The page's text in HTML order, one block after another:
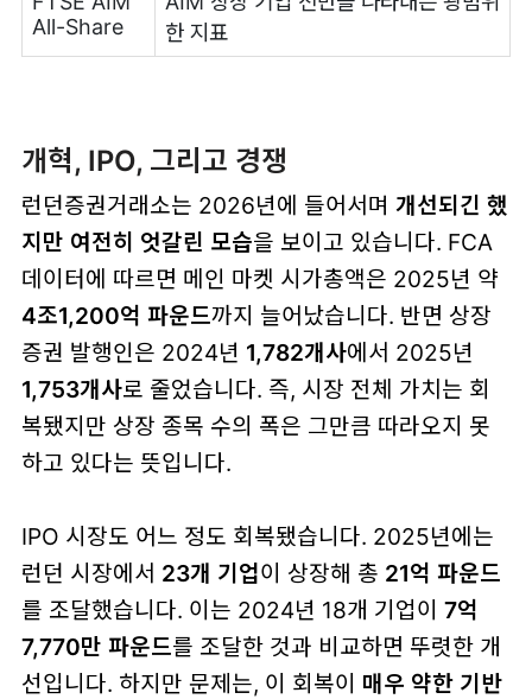
All-Share
한 지표
개혁, IPO, 그리고 경쟁
런던증권거래소는 2026년에 들어서며 개선되긴 했
지만 여전히 엇갈린 모습을 보이고 있습니다. FCA
데이터에 따르면 메인 마켓 시가총액은 2025년 약
4조1,200억 파운드까지 늘어났습니다. 반면 상장
증권 발행인은 2024년 1,782개사에서 2025년
1,753개사로 줄었습니다. 즉, 시장 전체 가치는 회
복됐지만 상장 종목 수의 폭은 그만큼 따라오지 못
하고 있다는 뜻입니다.
IPO 시장도 어느 정도 회복됐습니다. 2025년에는
런던 시장에서 23개 기업이 상장해 총 21억 파운드
를 조달했습니다. 이는 2024년 18개 기업이 7억
7,770만 파운드를 조달한 것과 비교하면 뚜렷한 개
선입니다. 하지만 문제는, 이 회복이 매우 약한 기반